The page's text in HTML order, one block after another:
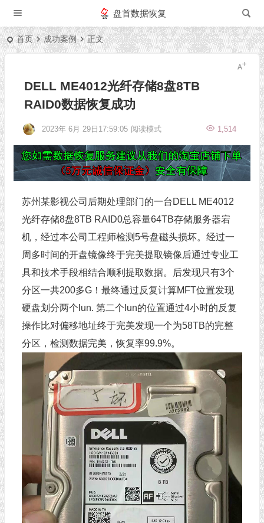
盘首数据恢复
首页 成功案例 正文
DELL ME4012光纤存储8盘8TB
RAID0数据恢复成功
2023年 6月 29日17:59:05 1,514
阅读模式
苏州某影视公司后期处理部门的一台DELL ME4012
光纤存储8盘8TB RAID0总容量64TB存储服务器宕
机，经过本公司工程师检测5号盘磁头损坏。经过一
周多时间的开盘镜像终于完美提取镜像后通过专业工
具和技术手段相结合顺利提取数据。后发现只有3个
分区一共200多G！最终通过反复计算MFT位置发现
硬盘划分两个lun. 第二个lun的位置通过4小时的反复
操作比对偏移地址终于完美发现一个为58TB的完整
分区，检测数据完美，恢复率99.9%。